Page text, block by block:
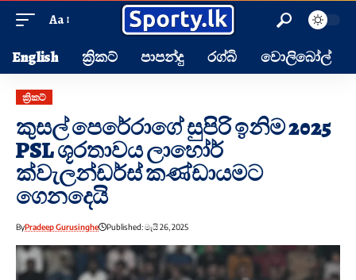
Aa
English ක්‍රිකට් පාපන්දු රග්බි වොලිබෝල්
ක්‍රිකට්
කුසල් පෙරේරාගේ සුපිරි ඉනිම 2025
PSL ශූරතාවය ලාහෝර්
ක්වැලන්ඩර්ස් කණ්ඩායමට
ගෙනදෙයි
ByPradeep Gurusinghe Published: මැයි 26, 2025